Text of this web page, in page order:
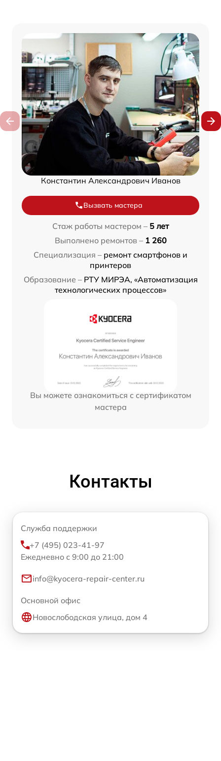
Константин Александрович Иванов
Вызвать мастера
Стаж работы мастером – 5 лет
Выполнено ремонтов – 1 260
Специализация – ремонт смартфонов и
принтеров
Образование – РТУ МИРЭА, «Автоматизация
технологических процессов»
Вы можете ознакомиться с сертификатом
мастера
Контакты
Служба поддержки
+7 (495) 023-41-97
Ежедневно с 9:00 до 21:00
info@kyocera-repair-center.ru
Основной офис
Новослободская улица, дом 4